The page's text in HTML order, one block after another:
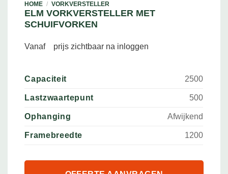
HOME / VORKVERSTELLER
ELM VORKVERSTELLER MET
SCHUIFVORKEN
Vanaf prijs zichtbaar na inloggen
Capaciteit 2500
Lastzwaartepunt 500
Ophanging Afwijkend
Framebreedte 1200